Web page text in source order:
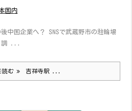
国内
中国企業へ？ SNSで武蔵野市の駐輪場
調 ...
読む 吉祥寺駅 ...